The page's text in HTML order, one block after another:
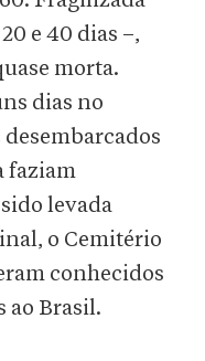
e 40 dias –,
morta.
dias no
faziam
levada
o Cemitério
conhecidos
ao Brasil.